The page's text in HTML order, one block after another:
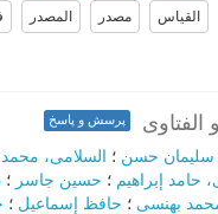
القیاس مصدر المصدر
الفتاوی پرسش و پاسخ
حسن ؛ السلامی،
حامد إبراهیم ؛ حسین جاسر ؛
بهنسی ؛ حافظ إسماعیل ؛